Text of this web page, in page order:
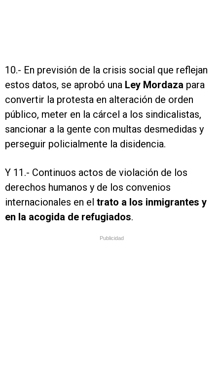
10.- En previsión de la crisis social que reflejan
estos datos, se aprobó una Ley Mordaza para
convertir la protesta en alteración de orden
público, meter en la cárcel a los sindicalistas,
sancionar a la gente con multas desmedidas y
perseguir policialmente la disidencia.
Y 11.- Continuos actos de violación de los
derechos humanos y de los convenios
internacionales en el trato a los inmigrantes y
en la acogida de refugiados.
Publicidad